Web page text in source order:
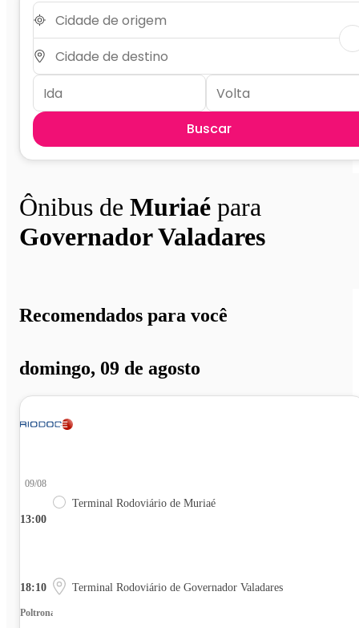
Buscar
Ônibus de Muriaé para
Governador Valadares
Recomendados para você
domingo, 09 de agosto
13:00
09/08
Terminal Rodoviário de Muriaé
18:10 Terminal Rodoviário de Governador Valadares
Poltrona